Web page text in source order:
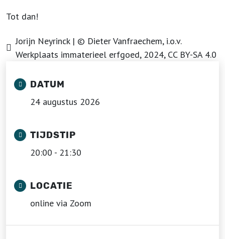
Tot dan!
Jorijn Neyrinck | © Dieter Vanfraechem, i.o.v.
Werkplaats immaterieel erfgoed, 2024, CC BY-SA 4.0
DATUM
24 augustus 2026
TIJDSTIP
20:00 - 21:30
LOCATIE
online via Zoom